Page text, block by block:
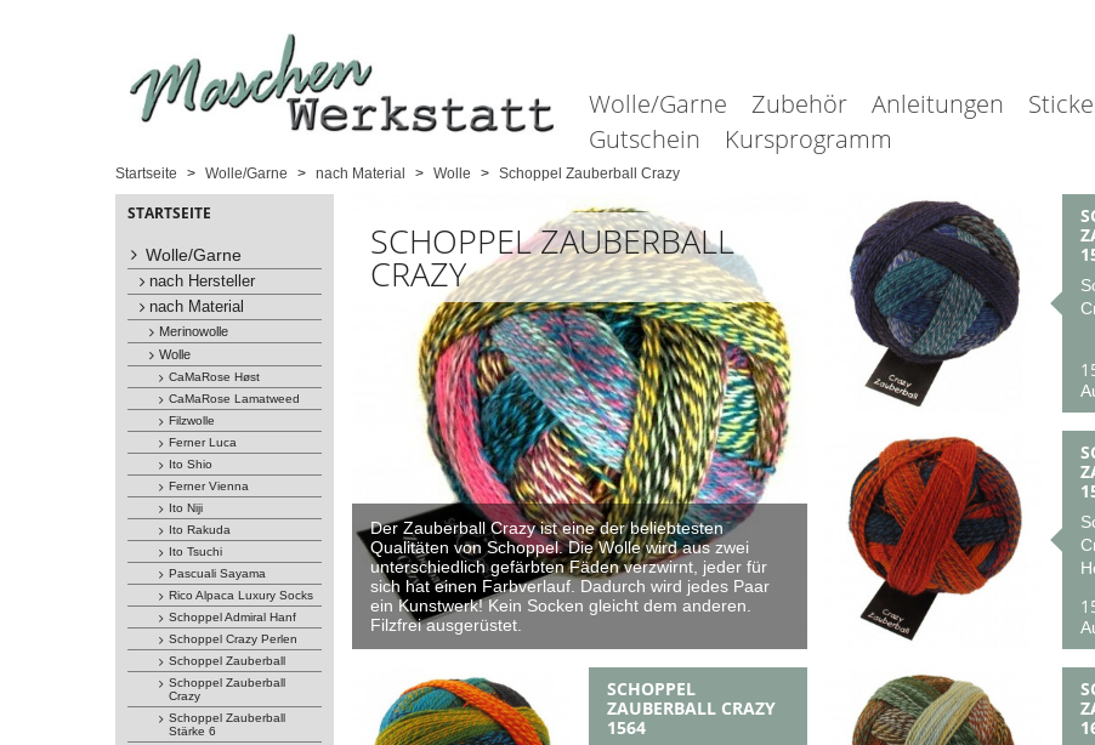
Wolle/Garne Zubehör Anleitungen
Gutschein
Kursprogramm
Startseite Wolle/Garne nach Material Wolle Schoppel Zauberball Crazy
STARTSEITE
Wolle/Garne
nach Hersteller
nach Material
Merinowolle
Wolle
CaMaRose Høst
CaMaRose Lamatweed
Filzwolle
Ferner Luca
Ito Shio
Ferner Vienna
Ito Niji
Ito Rakuda
Ito Tsuchi
Pascuali Sayama
Rico Alpaca Luxury Socks
Schoppel Admiral Hanf
Schoppel Crazy Perlen
Schoppel Zauberball
Schoppel Zauberball
Crazy
Schoppel Zauberball
Stärke 6
SCHOPPEL ZAUBERBALL
CRAZY
Der Zauberball Crazy ist eine der beliebtesten
Qualitäten von Schoppel. Die Wolle wird aus zwei
unterschiedlich gefärbten Fäden verzwirnt, jeder für
sich hat einen Farbverlauf. Dadurch wird jedes Paar
ein Kunstwerk! Kein Socken gleicht dem anderen.
Filzfrei ausgerüstet.
SCHOPPEL
ZAUBERBALL CRAZY
1564